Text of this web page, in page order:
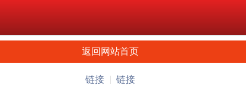
返回网站首页
链接 链接